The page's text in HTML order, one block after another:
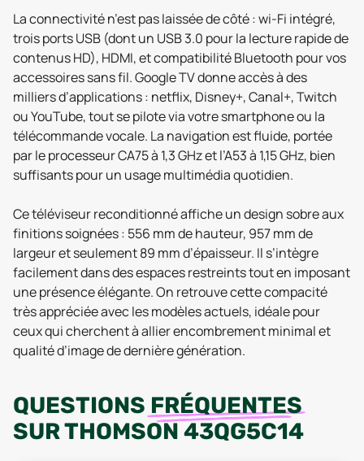
La connectivité n’est pas laissée de côté : wi-Fi intégré,
trois ports USB (dont un USB 3.0 pour la lecture rapide de
contenus HD), HDMI, et compatibilité Bluetooth pour vos
accessoires sans fil. Google TV donne accès à des
milliers d’applications : netflix, Disney+, Canal+, Twitch
ou YouTube, tout se pilote via votre smartphone ou la
télécommande vocale. La navigation est fluide, portée
par le processeur CA75 à 1,3 GHz et l’A53 à 1,15 GHz, bien
suffisants pour un usage multimédia quotidien.
Ce téléviseur reconditionné affiche un design sobre aux
finitions soignées : 556 mm de hauteur, 957 mm de
largeur et seulement 89 mm d’épaisseur. Il s’intègre
facilement dans des espaces restreints tout en imposant
une présence élégante. On retrouve cette compacité
très appréciée avec les modèles actuels, idéale pour
ceux qui cherchent à allier encombrement minimal et
qualité d’image de dernière génération.
QUESTIONS FRÉQUENTES
SURTHOMSON 43QG5C14